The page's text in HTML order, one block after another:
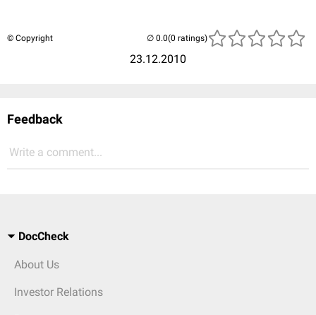
© Copyright
23.12.2010
(0 ratings)
Feedback
Write a comment...
DocCheck
About Us
Investor Relations